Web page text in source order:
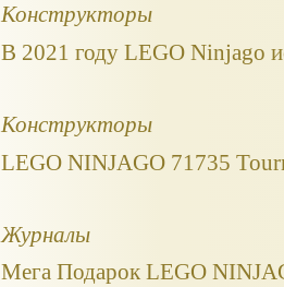
Конструкторы
В 2021 году LEGO Ninjago
Конструкторы
LEGO NINJAGO 71735
Журналы
Мега Подарок LEGO